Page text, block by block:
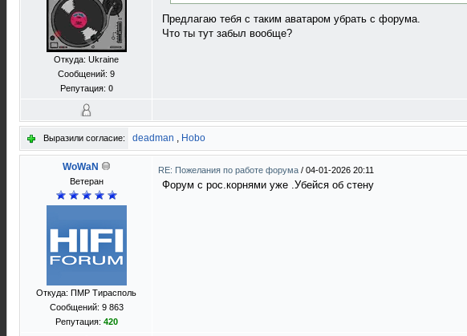
Откуда: Ukraine
Сообщений: 9
Репутация: 0
Предлагаю тебя с таким аватаром убрать с форума.
Что ты тут забыл вообще?
Выразили согласие: deadman , Hobo
WoWaN
Ветеран
Откуда: ПМР Тирасполь
Сообщений: 9 863
Репутация: 420
RE: Пожелания по работе форума / 04-01-2026 20:11
Форум с рос.корнями уже .Убейся об стену